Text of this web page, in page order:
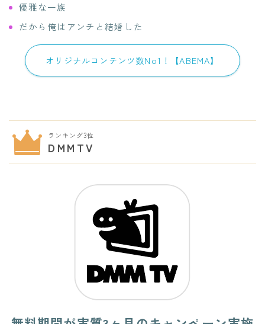
優雅な一族
だから俺はアンチと結婚した
オリジナルコンテンツ数No1！【ABEMA】
ランキング3位
DMMTV